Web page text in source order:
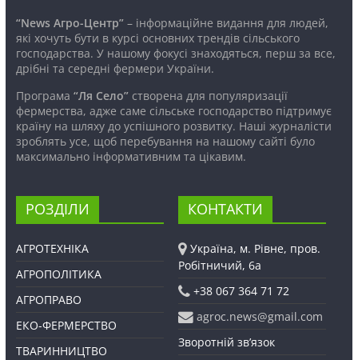
“News Агро-Центр”– інформаційне видання для людей,
які хочуть бути в курсі основних трендів сільського
господарства. У нашому фокусі знаходяться, перш за все,
дрібні та середні фермери України.
Програма “Ля Село”створена для популяризації
фермерства, адже саме сільське господарство підтримує
країну на шляху до успішного розвитку. Наші журналісти
зроблять усе, щоб перебування на нашому сайті було
максимально інформативним та цікавим.
РОЗДІЛИ
АГРОТЕХНІКА
АГРОПОЛІТИКА
АГРОПРАВО
ЕКО-ФЕРМЕРСТВО
ТВАРИННИЦТВО
КОНТАКТИ
Україна, м. Рівне, пров.
Робітничий, 6а
+38 067 364 71 72
agroc.news@gmail.com
Зворотній зв’язок